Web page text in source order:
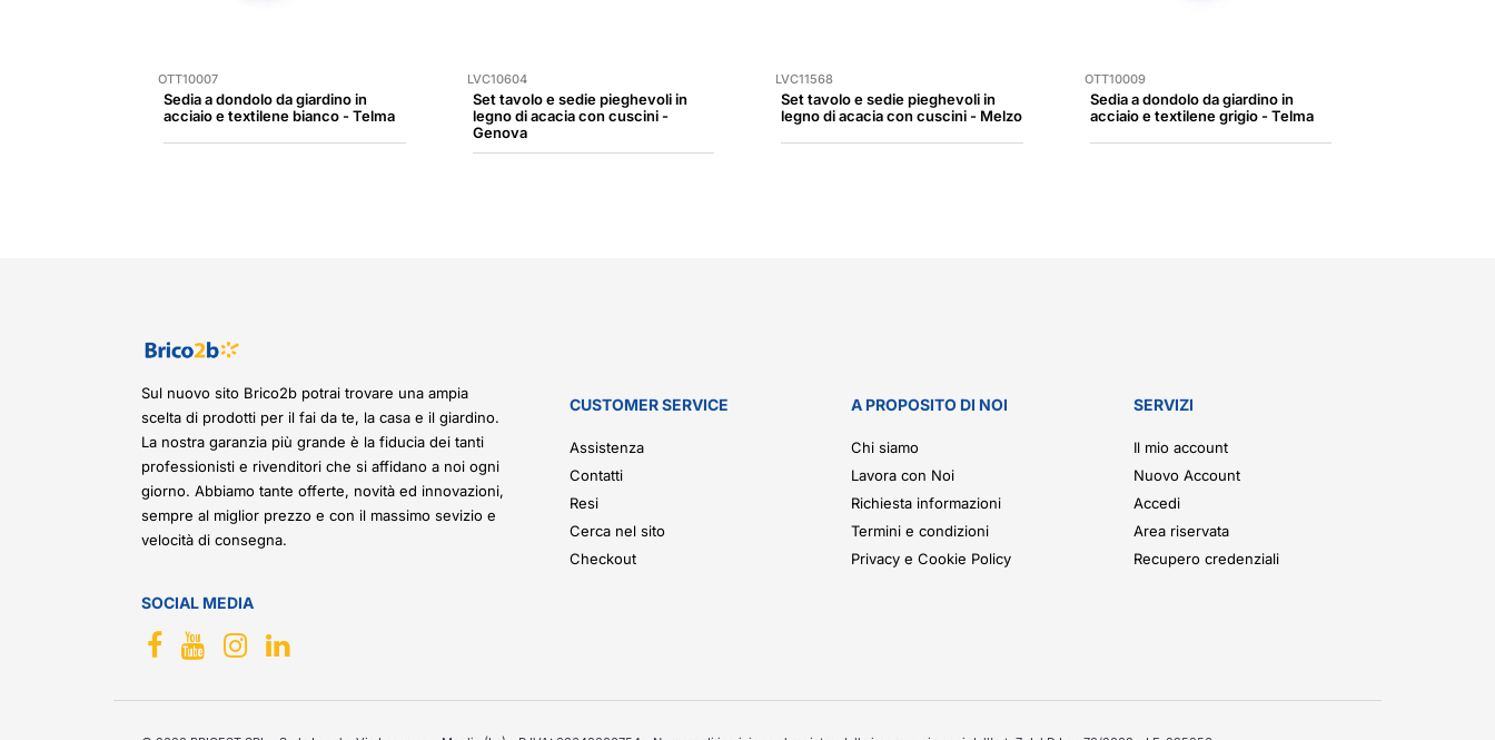
OTT10007
Sedia a dondolo da giardino in
acciaio e textilene bianco - Telma
LVC10604
Set tavolo e sedie pieghevoli in
legno di acacia con cuscini -
Genova
LVC11568
Set tavolo e sedie pieghevoli in
legno di acacia con cuscini - Melzo
OTT10009
Sedia a dondolo da giardino in
acciaio e textilene grigio - Telma
Sul nuovo sito Brico2b potrai trovare una ampia
scelta di prodotti per il fai da te, la casa e il giardino.
La nostra garanzia più grande è la fiducia dei tanti
professionisti e rivenditori che si affidano a noi ogni
giorno. Abbiamo tante offerte, novità ed innovazioni,
sempre al miglior prezzo e con il massimo sevizio e
velocità di consegna.
SOCIAL MEDIA
CUSTOMER SERVICE
Assistenza
Contatti
Resi
Cerca nel sito
Checkout
A PROPOSITO DI NOI
Chi siamo
Lavora con Noi
Richiesta informazioni
Termini e condizioni
Privacy e Cookie Policy
SERVIZI
Il mio account
Nuovo Account
Accedi
Area riservata
Recupero credenziali